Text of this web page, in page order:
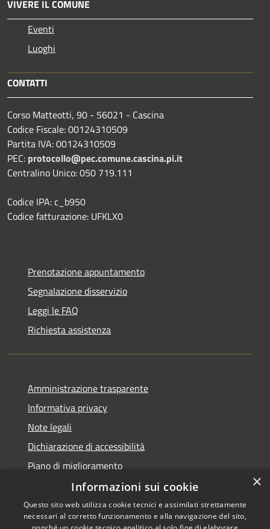
VIVERE IL COMUNE
Eventi
Luoghi
CONTATTI
Corso Matteotti, 90 - 56021 - Cascina
Codice Fiscale: 00124310509
Partita IVA: 00124310509
PEC: protocollo@pec.comune.cascina.pi.it
Centralino Unico: 050 719.111
Codice IPA: c_b950
Codice fatturazione: UFKLX0
Prenotazione appuntamento
Segnalazione disservizio
Leggi le FAQ
Richiesta assistenza
Amministrazione trasparente
Informativa privacy
Note legali
Dichiarazione di accessibilità
Piano di miglioramento
Copyright © 2026 • Comune di
×
Informazioni sui cookie
Questo sito web utilizza cookie tecnici e assimilati strettamente
necessari al corretto funzionamento e alla navigazione del sito,